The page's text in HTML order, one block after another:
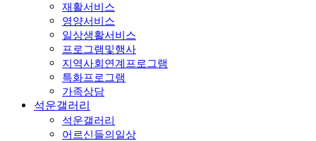
재활서비스
영양서비스
일상생활서비스
프로그램및행사
지역사회연계프로그램
특화프로그램
가족상담
석운갤러리
석운갤러리
어르신들의일상